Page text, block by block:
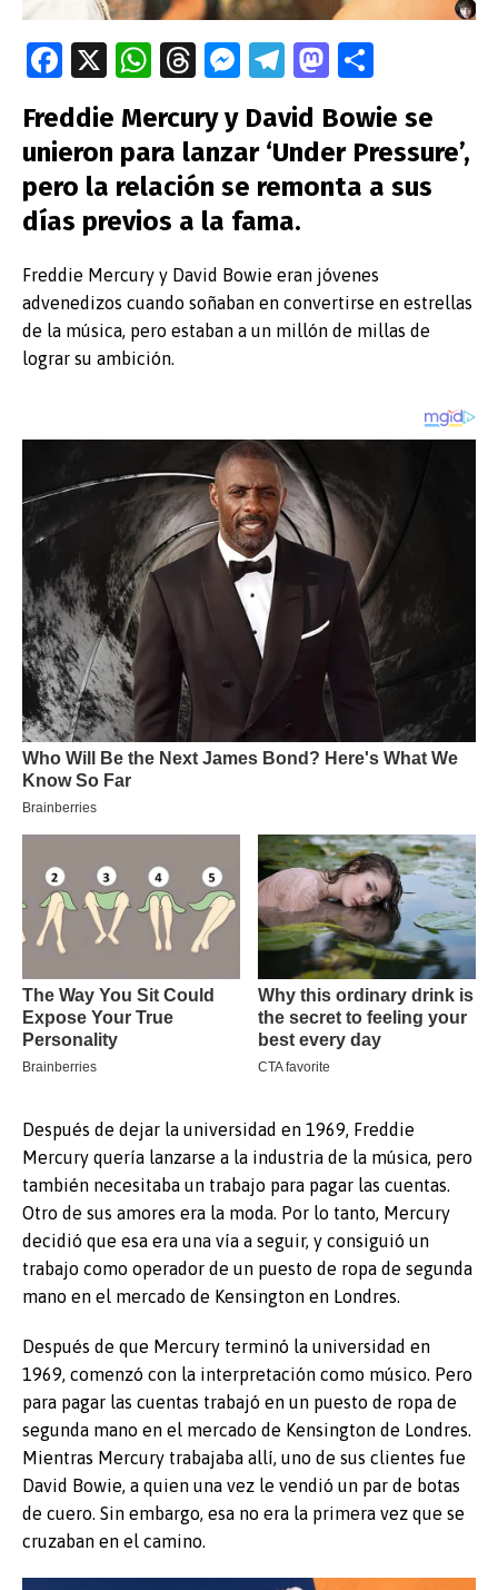
Fa
ce
b
o
o
k
X
W
at
s
A
p
p
T
e
a
ds
M
se
n
g
er
T
el
e
gr
a
m
M
to
d
o
o
m
p
ar
Freddie Mercury y David Bowie se
unieron para lanzar ‘Under Pressure’,
pero la relación se remonta a sus
días previos a la fama.
Freddie Mercury y David Bowie eran jóvenes
advenedizos cuando soñaban en convertirse en estrellas
de la música, pero estaban a un millón de millas de
lograr su ambición.
Después de dejar la universidad en 1969, Freddie
Mercury quería lanzarse a la industria de la música, pero
también necesitaba un trabajo para pagar las cuentas.
Otro de sus amores era la moda. Por lo tanto, Mercury
decidió que esa era una vía a seguir, y consiguió un
trabajo como operador de un puesto de ropa de segunda
mano en el mercado de Kensington en Londres.
Después de que Mercury terminó la universidad en
1969, comenzó con la interpretación como músico. Pero
para pagar las cuentas trabajó en un puesto de ropa de
segunda mano en el mercado de Kensington de Londres.
Mientras Mercury trabajaba allí, uno de sus clientes fue
David Bowie, a quien una vez le vendió un par de botas
de cuero. Sin embargo, esa no era la primera vez que se
cruzaban en el camino.